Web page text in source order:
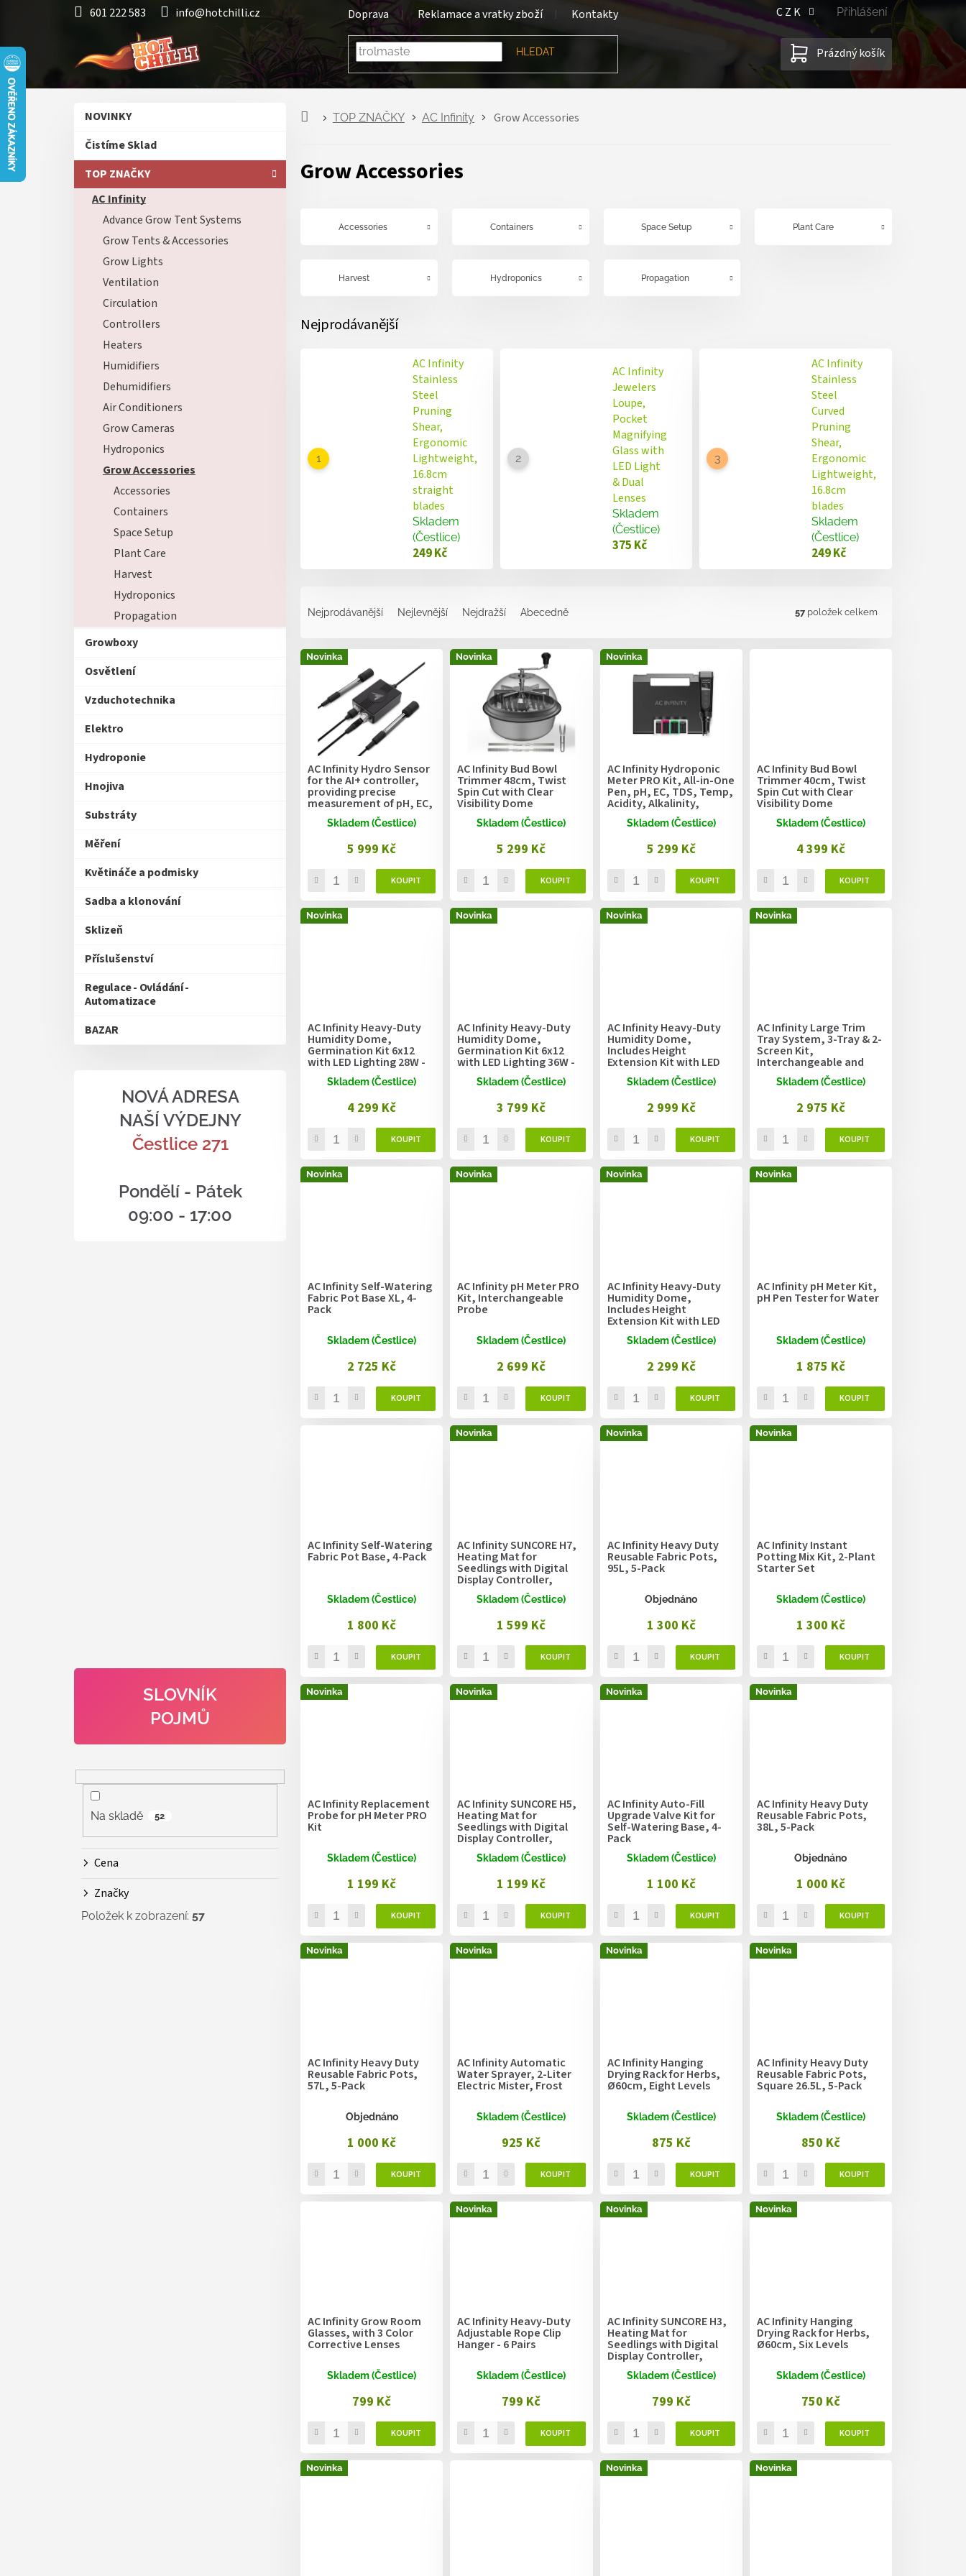
601 222 583 info@hotchilli.cz Doprava Reklamace a vratky zboží Kontakty CZK Přihlášení
HLEDAT
NÁKUPNÍ
KOŠÍK
Prázdný košík
t
a
Přeskočit
NOVINKY
Čistíme Sklad
TOP ZNAČKY
AC Infinity
Advance Grow Tent Systems
Grow Tents & Accessories
Grow Lights
Ventilation
Circulation
Controllers
Heaters
Humidifiers
Dehumidifiers
Air Conditioners
Grow Cameras
Hydroponics
Grow Accessories
Accessories
Containers
Space Setup
Plant Care
Harvest
Hydroponics
Propagation
Growboxy
Osvětlení
Vzduchotechnika
Elektro
Hydroponie
Hnojiva
Substráty
Měření
Květináče a podmisky
Sadba a klonování
Sklizeň
Příslušenství
Regulace - Ovládání -
Automatizace
BAZAR
NOVÁ ADRESA
NAŠÍ VÝDEJNY
Čestlice 271
Pondělí - Pátek
09:00 - 17:00
SLOVNÍK
POJMŮ
Na skladě 52
Cena
Značky
Položek k zobrazení: 57
TOP ZNAČKY AC Infinity Grow Accessories
Grow Accessories
Accessories Containers Space Setup Plant Care
Harvest Hydroponics Propagation
Nejprodávanější
AC Infinity
Stainless
Steel
Pruning
Shear,
Ergonomic
Lightweight,
16.8cm
straight
blades
Skladem
(Čestlice)
249 Kč
AC Infinity
Jewelers
Loupe,
Pocket
Magnifying
Glass with
LED Light
& Dual
Lenses
Skladem
(Čestlice)
375 Kč
AC Infinity
Stainless
Steel
Curved
Pruning
Shear,
Ergonomic
Lightweight,
16.8cm
blades
Skladem
(Čestlice)
249 Kč
n
Nejprodávanější Nejlevnější Nejdražší Abecedně 57 položek celkem
V
ý
Novinka
AC Infinity Hydro Sensor
for the AI+ controller,
providing precise
measurement of pH, EC,
TDS, and water
temperature data, and
programming
Skladem (Čestlice)
5 999 Kč
Novinka
AC Infinity Bud Bowl
Trimmer 48cm, Twist
Spin Cut with Clear
Visibility Dome
Skladem (Čestlice)
5 299 Kč
Novinka
AC Infinity Hydroponic
Meter PRO Kit, All-in-One
Pen, pH, EC, TDS, Temp,
Acidity, Alkalinity,
Salinity,
Interchangeable Probe
Skladem (Čestlice)
5 299 Kč
AC Infinity Bud Bowl
Trimmer 40cm, Twist
Spin Cut with Clear
Visibility Dome
Skladem (Čestlice)
4 399 Kč
Novinka
AC Infinity Heavy-Duty
Humidity Dome,
Germination Kit 6x12
with LED Lighting 28W -
53.3x27.4cm
Skladem (Čestlice)
4 299 Kč
Novinka
AC Infinity Heavy-Duty
Humidity Dome,
Germination Kit 6x12
with LED Lighting 36W -
53.3x27.4cm
Skladem (Čestlice)
3 799 Kč
Novinka
AC Infinity Heavy-Duty
Humidity Dome,
Includes Height
Extension Kit with LED
Lighting 28W,
20.3x12.7cm
Skladem (Čestlice)
2 999 Kč
Novinka
AC Infinity Large Trim
Tray System, 3-Tray & 2-
Screen Kit,
Interchangeable and
Ergonomic Design
Skladem (Čestlice)
2 975 Kč
Novinka
AC Infinity Self-Watering
Fabric Pot Base XL, 4-
Pack
Skladem (Čestlice)
2 725 Kč
Novinka
AC Infinity pH Meter PRO
Kit, Interchangeable
Probe
Skladem (Čestlice)
2 699 Kč
Novinka
AC Infinity Heavy-Duty
Humidity Dome,
Includes Height
Extension Kit with LED
Lighting 28W, 36x23cm
Skladem (Čestlice)
2 299 Kč
Novinka
AC Infinity pH Meter Kit,
pH Pen Tester for Water
Skladem (Čestlice)
1 875 Kč
AC Infinity Self-Watering
Fabric Pot Base, 4-Pack
Skladem (Čestlice)
1 800 Kč
Novinka
AC Infinity SUNCORE H7,
Heating Mat for
Seedlings with Digital
Display Controller,
52.7cm x 121.9cm
Skladem (Čestlice)
1 599 Kč
Novinka
AC Infinity Heavy Duty
Reusable Fabric Pots,
95L, 5-Pack
Objednáno
1 300 Kč
Novinka
AC Infinity Instant
Potting Mix Kit, 2-Plant
Starter Set
Skladem (Čestlice)
1 300 Kč
Novinka
AC Infinity Replacement
Probe for pH Meter PRO
Kit
Skladem (Čestlice)
1 199 Kč
Novinka
AC Infinity SUNCORE H5,
Heating Mat for
Seedlings with Digital
Display Controller,
50.8cm x 52.7cm
Skladem (Čestlice)
1 199 Kč
Novinka
AC Infinity Auto-Fill
Upgrade Valve Kit for
Self-Watering Base, 4-
Pack
Skladem (Čestlice)
1 100 Kč
Novinka
AC Infinity Heavy Duty
Reusable Fabric Pots,
38L, 5-Pack
Objednáno
1 000 Kč
Novinka
AC Infinity Heavy Duty
Reusable Fabric Pots,
57L, 5-Pack
Objednáno
1 000 Kč
Novinka
AC Infinity Automatic
Water Sprayer, 2-Liter
Electric Mister, Frost
Skladem (Čestlice)
925 Kč
Novinka
AC Infinity Hanging
Drying Rack for Herbs,
Ø60cm, Eight Levels
Skladem (Čestlice)
875 Kč
Novinka
AC Infinity Heavy Duty
Reusable Fabric Pots,
Square 26.5L, 5-Pack
Skladem (Čestlice)
850 Kč
AC Infinity Grow Room
Glasses, with 3 Color
Corrective Lenses
Skladem (Čestlice)
799 Kč
Novinka
AC Infinity Heavy-Duty
Adjustable Rope Clip
Hanger - 6 Pairs
Skladem (Čestlice)
799 Kč
Novinka
AC Infinity SUNCORE H3,
Heating Mat for
Seedlings with Digital
Display Controller,
25.4cm x 52.7cm
Skladem (Čestlice)
799 Kč
Novinka
AC Infinity Hanging
Drying Rack for Herbs,
Ø60cm, Six Levels
Skladem (Čestlice)
750 Kč
Novinka Novinka Novinka